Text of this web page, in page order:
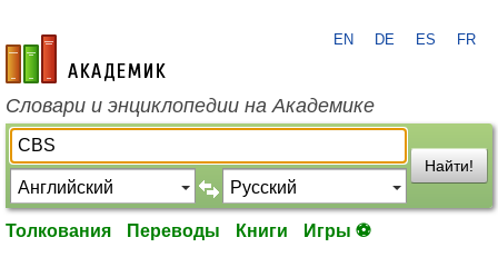
academic.ru
EN DE ES FR
Словари и энциклопедии на Академике
Найти!
Толкования Переводы Книги Игры ⚽